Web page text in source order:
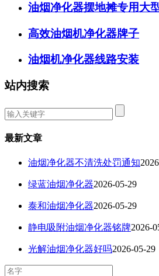
油烟净化器摆地摊专用大
高效油烟机净化器牌子
油烟机净化器线路安装
站内搜索
最新文章
油烟净化器不清洗处罚通知
绿蓝油烟净化器2026-05-29
泰和油烟净化器2026-05-29
静电吸附油烟净化器铭牌2026-
光解油烟净化器好吗2026-05-29